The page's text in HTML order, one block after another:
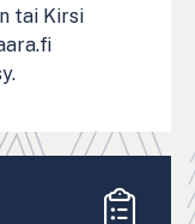
tai Kirsi